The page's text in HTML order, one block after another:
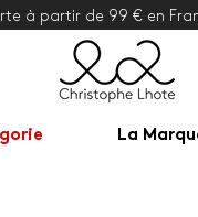
à partir de 99 € en
La